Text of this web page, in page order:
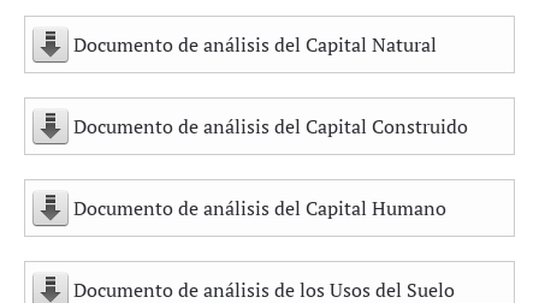
Documento de análisis del Capital Natural
Documento de análisis del Capital Construido
Documento de análisis del Capital Humano
Documento de análisis de los Usos del Suelo